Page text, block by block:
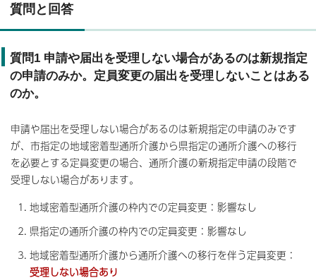
質問と回答
質問1 申請や届出を受理しない場合があるのは新規指定
の申請のみか。定員変更の届出を受理しないことはある
のか。
申請や届出を受理しない場合があるのは新規指定の申請のみです
が、市指定の地域密着型通所介護から県指定の通所介護への移行
を必要とする定員変更の場合、通所介護の新規指定申請の段階で
受理しない場合があります。
地域密着型通所介護の枠内での定員変更：影響なし
県指定の通所介護の枠内での定員変更：影響なし
地域密着型通所介護から通所介護への移行を伴う定員変更：
受理しない場合あり